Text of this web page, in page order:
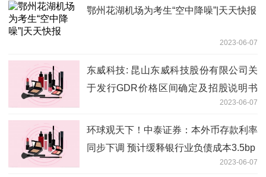
鄂州花湖机场为考生“空中降噪”|天天快报
2023-06-07
东威科技: 昆山东威科技股份有限公司关
于发行GDR价格区间确定及招股说明书
获得瑞士证券交易所监管局招股说明书办
公室批准的公告
2023-06-07
环球观天下！中泰证券：本外币存款利率
同步下调 预计缓释银行业负债成本3.5bp
2023-06-07